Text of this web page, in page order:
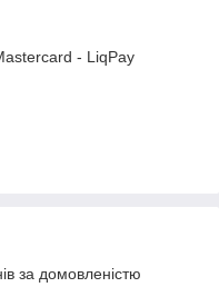
- LiqPay
за домовленістю